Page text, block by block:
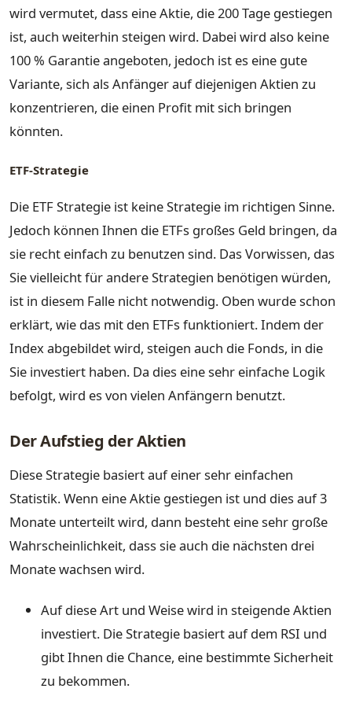
wird vermutet, dass eine Aktie, die 200 Tage gestiegen
ist, auch weiterhin steigen wird. Dabei wird also keine
100 % Garantie angeboten, jedoch ist es eine gute
Variante, sich als Anfänger auf diejenigen Aktien zu
konzentrieren, die einen Profit mit sich bringen
könnten.
ETF-Strategie
Die ETF Strategie ist keine Strategie im richtigen Sinne.
Jedoch können Ihnen die ETFs großes Geld bringen, da
sie recht einfach zu benutzen sind. Das Vorwissen, das
Sie vielleicht für andere Strategien benötigen würden,
ist in diesem Falle nicht notwendig. Oben wurde schon
erklärt, wie das mit den ETFs funktioniert. Indem der
Index abgebildet wird, steigen auch die Fonds, in die
Sie investiert haben. Da dies eine sehr einfache Logik
befolgt, wird es von vielen Anfängern benutzt.
Der Aufstieg der Aktien
Diese Strategie basiert auf einer sehr einfachen
Statistik. Wenn eine Aktie gestiegen ist und dies auf 3
Monate unterteilt wird, dann besteht eine sehr große
Wahrscheinlichkeit, dass sie auch die nächsten drei
Monate wachsen wird.
Auf diese Art und Weise wird in steigende Aktien
investiert. Die Strategie basiert auf dem RSI und
gibt Ihnen die Chance, eine bestimmte Sicherheit
zu bekommen.